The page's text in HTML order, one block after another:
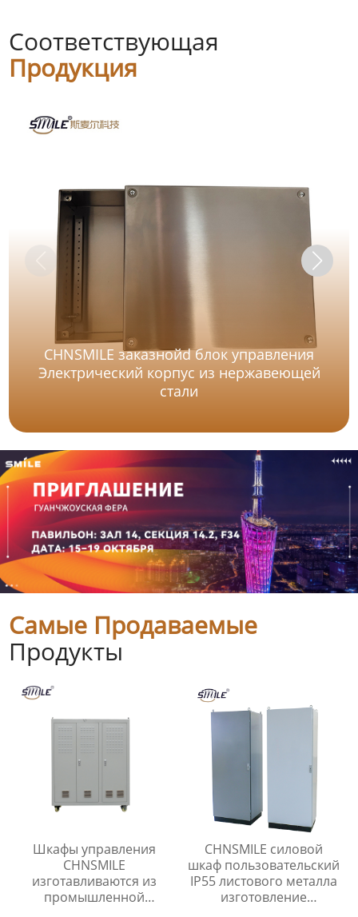
Соответствующая
Продукция
CHNSMILE заказнойd блок управления
Электрический корпус из нержавеющей
стали
Самые Продаваемые
Продукты
Шкафы управления
CHNSMILE
изготавливаются из
промышленной
CHNSMILE силовой
шкаф пользовательский
IP55 листового металла
изготовление